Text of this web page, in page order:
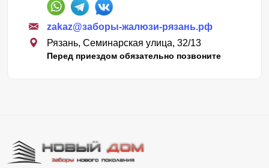
zakaz@заборы-жалюзи-рязань.рф
Рязань, Семинарская улица, 32/13
Перед приездом обязательно позвоните